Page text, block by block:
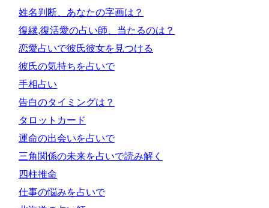
姓名判断、あなたの字画は？
復縁,復活愛の占い師、当たるのは？
恋愛占いで彼氏彼女を見つける
彼氏の気持ちを占いで
手相占い
告白のタイミングは？
タロットカード
運命の出会いを占いで
三角関係の未来を占いで読み解く
四柱推命
仕事の悩みを占いで